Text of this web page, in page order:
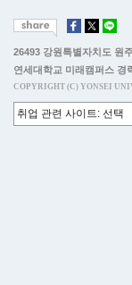
26493 강원특별자치도 원
연세대학교 미래캠퍼스
COPYRIGHT (C) YONSEI